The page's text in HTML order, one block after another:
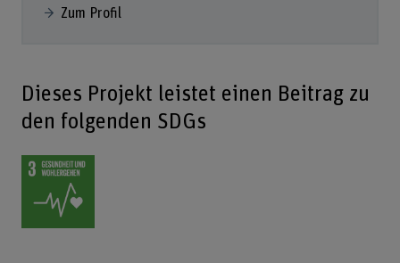
Zum Profil
Dieses Projekt leistet einen Beitrag zu
den folgenden SDGs